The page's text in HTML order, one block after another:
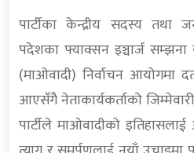
पार्टीका केन्द्रीय सदस्य तथा
पदेशका फ्याक्सन इञ्चार्ज सम्झना
(माओवादी) निर्वाचन आयोगमा
आएसँगै नेताकार्यकर्ताको
पार्टीले माओवादीको